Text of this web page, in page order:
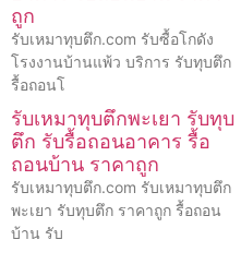
ถูก
รับเหมาทุบตึก.com รับซื้อโกดัง
โรงงานบ้านแพ้ว บริการ รับทุบตึก
รื้อถอนโ
รับเหมาทุบตึกพะเยา รับทุบ
ตึก รับรื้อถอนอาคาร รื้อ
ถอนบ้าน ราคาถูก
รับเหมาทุบตึก.com รับเหมาทุบตึก
พะเยา รับทุบตึก ราคาถูก รื้อถอน
บ้าน รับ